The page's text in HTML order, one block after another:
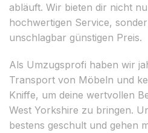
abläuft. Wir bieten dir nicht
hochwertigen Service,
unschlagbar günstigen Preis.
Als Umzugsprofi haben wir
Transport von Möbeln und
Kniffe, um deine wertvollen
West Yorkshire zu bringen.
bestens geschult und gehen